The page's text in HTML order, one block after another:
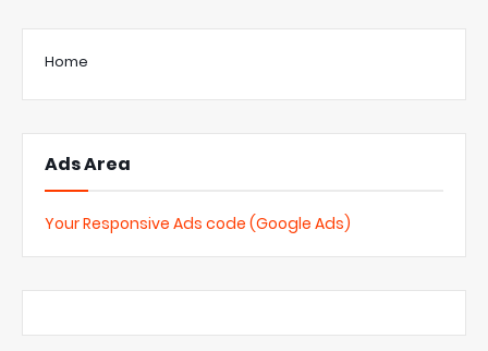
Home
Ads Area
Your Responsive Ads code (Google Ads)